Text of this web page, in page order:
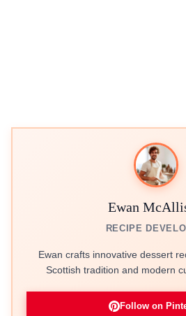
Ewan
RECIPE
Ewan crafts innovative dessert
Scottish tradition and modern
Follow on